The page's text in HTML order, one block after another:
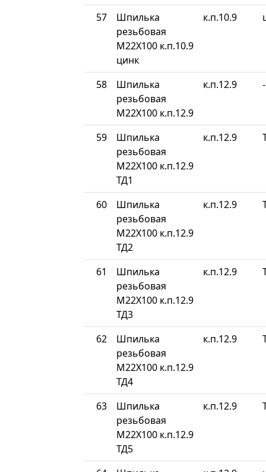
57
Шпилька
резьбовая
М22Х100 к.п.10.9
цинк
к.п.10.9
58
Шпилька
резьбовая
М22Х100 к.п.12.9
к.п.12.9 -
59
Шпилька
резьбовая
М22Х100 к.п.12.9
ТД1
к.п.12.9
60
Шпилька
резьбовая
М22Х100 к.п.12.9
ТД2
к.п.12.9
61
Шпилька
резьбовая
М22Х100 к.п.12.9
ТД3
к.п.12.9
62
Шпилька
резьбовая
М22Х100 к.п.12.9
ТД4
к.п.12.9
63
Шпилька
резьбовая
М22Х100 к.п.12.9
ТД5
к.п.12.9